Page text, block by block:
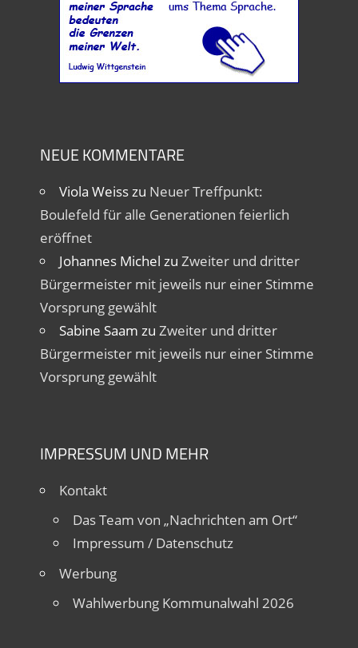
NEUE KOMMENTARE
Viola Weisszu Neuer Treffpunkt:
Boulefeld für alle Generationen feierlich
eröffnet
Johannes Michel zu Zweiter und dritter
Bürgermeister mit jeweils nur einer Stimme
Vorsprung gewählt
Sabine Saam zu Zweiter und dritter
Bürgermeister mit jeweils nur einer Stimme
Vorsprung gewählt
IMPRESSUM UND MEHR
Kontakt
Das Team von „Nachrichten am Ort“
Impressum / Datenschutz
Werbung
Wahlwerbung Kommunalwahl 2026